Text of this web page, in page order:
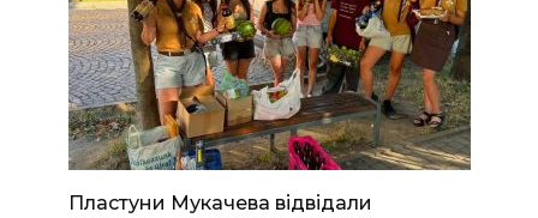
Пластуни Мукачева відвідали